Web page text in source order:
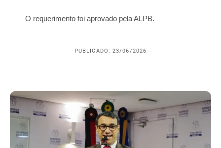
O requerimento foi aprovado pela ALPB.
PUBLICADO: 23/06/2026